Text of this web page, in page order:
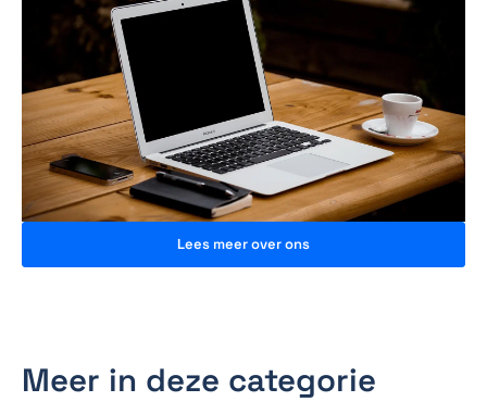
Lees meer over ons
Meer in deze categorie